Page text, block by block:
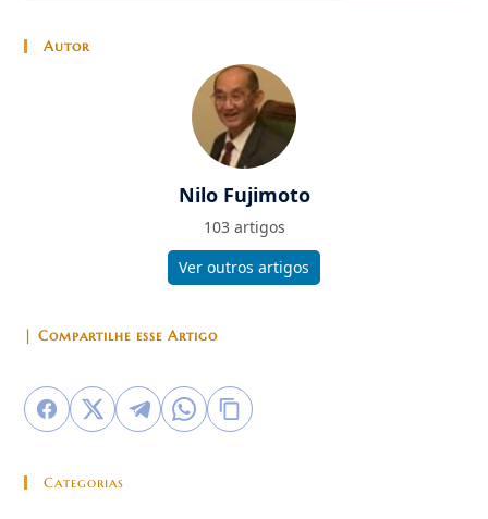
Autor
Nilo Fujimoto
103 artigos
Ver outros artigos
| Compartilhe esse Artigo
Categorias